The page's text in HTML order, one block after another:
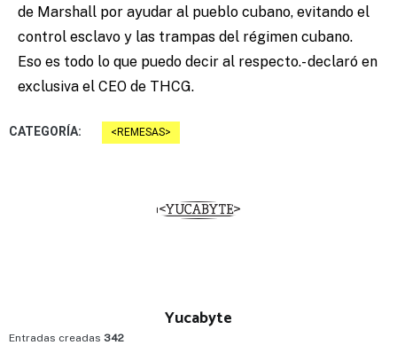
de Marshall por ayudar al pueblo cubano, evitando el
control esclavo y las trampas del régimen cubano.
Eso es todo lo que puedo decir al respecto.- declaró en
exclusiva el CEO de THCG.
CATEGORÍA: REMESAS
Yucabyte
Entradas creadas 342